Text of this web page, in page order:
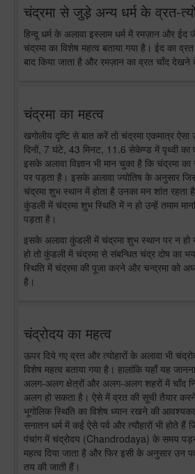
चंद्रमा से जुड़े अन्य धर्म के व्रत-
हिन्दू धर्म के अलावा इस्लाम धर्म में रमज़ान और
चंद्रमा का विशेष महत्व बताया गया है। ईद का
बाद किया जाता है और रमज़ान का व्रत चाँद देखने
चंद्रमा का महत्व
खगोलीय दृष्टि से बात करें तो चंद्रमा एकमात्र
दिनों, 7 घंटे, 43 मिनट, 11.6 सेकेण्ड में पृथ्वी का
इसके अलावा विज्ञान भी मान चुका है कि चंद्रमा
पर पड़ता है। इसके अलावा ज्योतिष के अनुसार
चंद्रमा शुभ स्थान में होता है उनका मन शांत रहता
कुंडली में चंद्रमा शुभ स्थिति में न हो उन्हें तमाम
पड़ता है।
इसके अलावा कुंडली में चंद्रमा शुभ स्थान पर न हो
हो तो कुंडली में चंद्रमा से संबन्धित चंद्र दोष का
स्थिति में चंद्रमा की पूजा करने और चन्द्रमा को
है।
चंद्रोदय का महत्व
ऊपर दिये गए व्रत और त्योहारों के अलावा भी
विशेष महत्व बताया गया है। हालांकि यहाँ यह
अलग-अलग क्षेत्रों और अलग-अलग शहरों में चाँद
अलग हो सकता है। ऐसे में व्रत की सूची तैयार
भूगोलिक स्थिति का विशेष ध्यान रखने की
सनातन धर्म में कई ऐसे पर्व और त्यौहारों भी होते
पंचांग में चंद्रोदय (Chandrodaya) के समय पड़ने
महत्व दिया जाता है और फिर इसी के अनुसार उन
तय की जाती हैं।